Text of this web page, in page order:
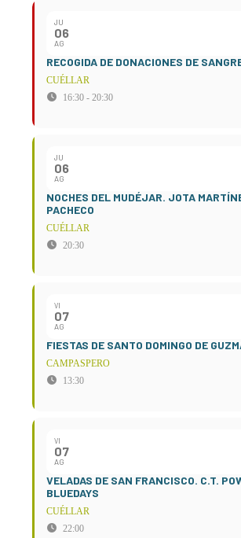
JU
06
AG
RECOGIDA DE DONACIONES DE
CUÉLLAR
16:30 - 20:30
JU
06
AG
NOCHES DEL MUDÉJAR. JOTA
PACHECO
CUÉLLAR
20:30
VI
07
AG
FIESTAS DE SANTO DOMINGO DE
CAMPASPERO
13:30
VI
07
AG
VELADAS DE SAN FRANCISCO. C.T.
BLUEDAYS
CUÉLLAR
22:00